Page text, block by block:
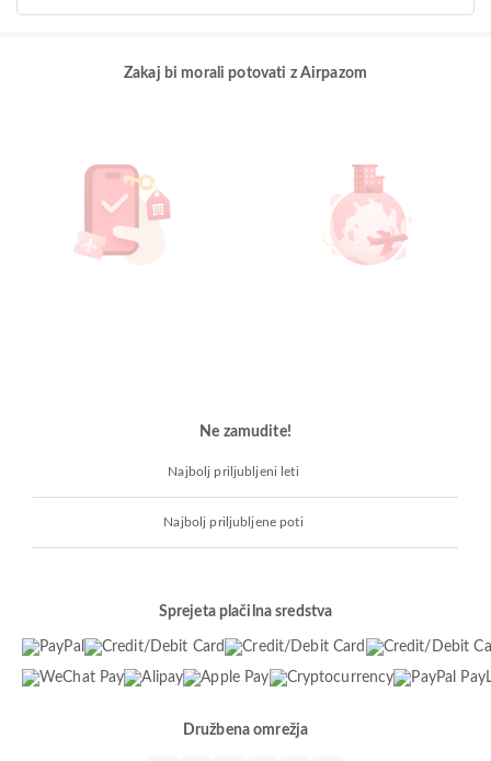
Zakaj bi morali potovati z Airpazom
Ne zamudite!
Najbolj priljubljeni leti
Najbolj priljubljene poti
Sprejeta plačilna sredstva
Družbena omrežja